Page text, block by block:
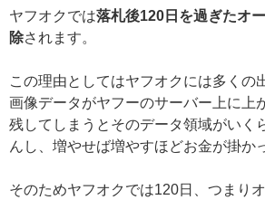
ヤフオクでは落札後120日を過ぎたオ
除されます。
この理由としてはヤフオクには多くの
画像データがヤフーのサーバー上に上
残してしまうとそのデータ領域がいく
んし、増やせば増やすほどお金が掛か
そのためヤフオクでは120日、つまり